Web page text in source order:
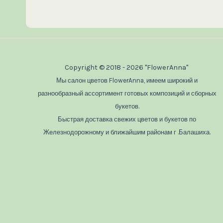
Copyright © 2018 - 2026 "FlowerAnna"
Мы салон цветов FlowerAnna, имеем широкий и
разнообразный ассортимент готовых композиций и сборных
букетов.
Быстрая доставка свежих цветов и букетов по
Железнодорожному и ближайшим районам г .Балашиха.